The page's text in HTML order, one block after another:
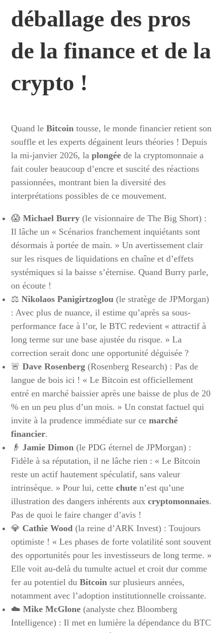
déballage des pros
de la finance et de la
crypto !
Quand leBitcoin tousse, le monde financier retient son
souffle et les experts dégainent leurs théories ! Depuis
la mi-janvier 2026, laplongée de la cryptomonnaie a
fait couler beaucoup d’encre et suscité des réactions
passionnées, montrant bien la diversité des
interprétations possibles de ce mouvement.
😱Michael Burry (le visionnaire de The Big Short) :
Il lâche un « Scénarios franchement inquiétants sont
désormais à portée de main. » Un avertissement clair
sur les risques de liquidations en chaîne et d’effets
systémiques si la baisse s’éternise. Quand Burry parle,
on écoute !
⚖️Nikolaos Panigirtzoglou (le stratège de JPMorgan)
: Avec plus de nuance, il estime qu’après sa sous-
performance face à l’or, le BTC redevient « attractif à
long terme sur une base ajustée du risque. » La
correction serait donc une opportunité déguisée ?
🚨Dave Rosenberg (Rosenberg Research) : Pas de
langue de bois ici ! « Le Bitcoin est officiellement
entré en marché baissier après une baisse de plus de 20
% en un peu plus d’un mois. » Un constat factuel qui
invite à la prudence immédiate sur cemarché
financier.
👴Jamie Dimon (le PDG éternel de JPMorgan) :
Fidèle à sa réputation, il ne lâche rien : « Le Bitcoin
reste un actif hautement spéculatif, sans valeur
intrinsèque. » Pour lui, cettechute n’est qu’une
illustration des dangers inhérents auxcryptomonnaies.
Pas de quoi le faire changer d’avis !
💎 Cathie Wood (la reine d’ARK Invest) : Toujours
optimiste ! « Les phases de forte volatilité sont souvent
des opportunités pour les investisseurs de long terme. »
Elle voit au-delà du tumulte actuel et croit dur comme
fer au potentiel duBitcoin sur plusieurs années,
notamment avec l’adoption institutionnelle croissante.
☁️Mike McGlone (analyste chez Bloomberg
Intelligence) : Il met en lumière la dépendance du BTC